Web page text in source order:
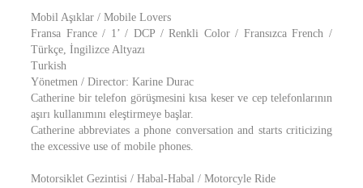
Mobil Aşıklar / Mobile Lovers
Fransa France / 1’ / DCP / Renkli Color / Fransızca French /
Türkçe, İngilizce Altyazı
Turkish
Yönetmen / Director: Karine Durac
Catherine bir telefon görüşmesini kısa keser ve cep telefonlarının
aşırı kullanımını eleştirmeye başlar.
Catherine abbreviates a phone conversation and starts criticizing
the excessive use of mobile phones.
Motorsiklet Gezintisi / Habal-Habal / Motorcyle Ride